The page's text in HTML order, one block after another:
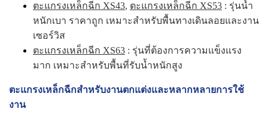
ตะแกรงเหล็กฉีก XS43, ตะแกรงเหล็กฉีก XS53 : รุ่นน้ำ
หนักเบา ราคาถูก เหมาะสำหรับพื้นทางเดินลอยและงาน
เซอร์วิส
ตะแกรงเหล็กฉีก XS63 : รุ่นที่ต้องการความแข็งแรง
มาก เหมาะสำหรับพื้นที่รับน้ำหนักสูง
ตะแกรงเหล็กฉีกสำหรับงานตกแต่งและหลากหลายการใช้
งาน